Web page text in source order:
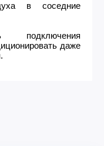
в соседние
подключения
даже